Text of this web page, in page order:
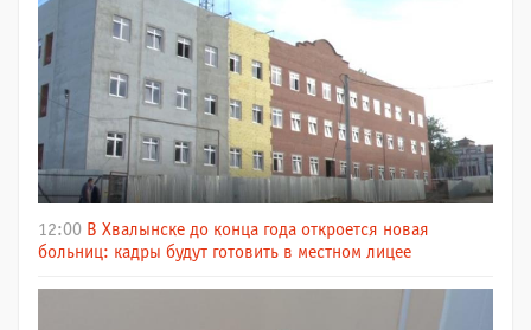
12:00 В Хвалынске до конца года откроется новая
больниц: кадры будут готовить в местном лицее